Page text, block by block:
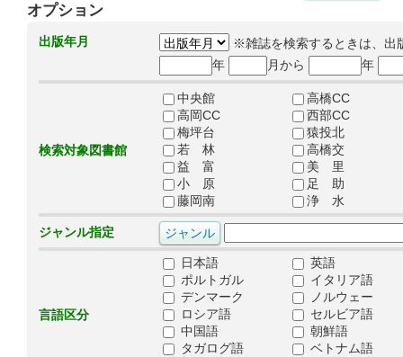
オプション
出版年月
※雑誌を検索するときは、出
年
月から 年
検索対象図書館
中央館
高橋CC
高岡CC
西部CC
梅坪台
猿投北
若 林
高橋交
益 富
美 里
小 原
足 助
藤岡南
浄 水
ジャンル指定
言語区分
日本語
英語
ポルトガル
イタリア語
デンマーク
ノルウェー
ロシア語
セルビア語
中国語
朝鮮語
タガログ語
ベトナム語